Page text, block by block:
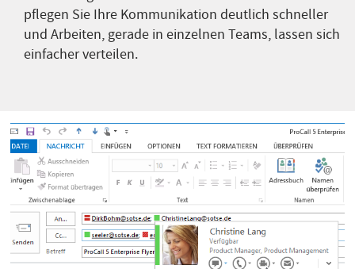
pflegen Sie Ihre Kommunikation deutlich schneller
und Arbeiten, gerade in einzelnen Teams, lassen sich
einfacher verteilen.